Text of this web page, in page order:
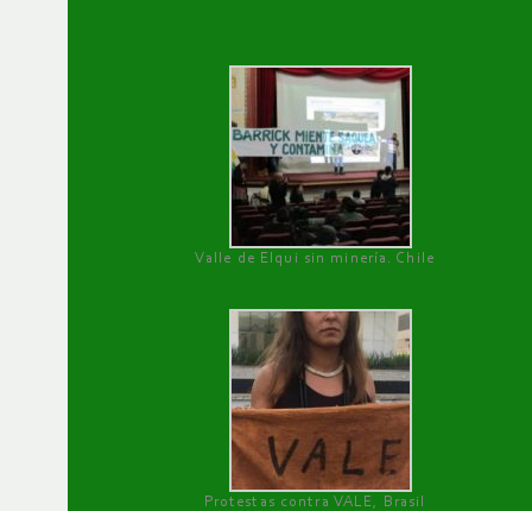
Valle de Elqui sin minería. Chile
Protestas contra VALE, Brasil